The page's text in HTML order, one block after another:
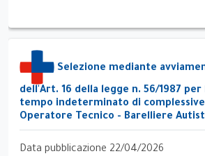
Selezione mediante
dell'Art. 16 della legge n. 56/1987 per
tempo indeterminato di complessive
Operatore Tecnico - Barelliere
Data pubblicazione 22/04/2026